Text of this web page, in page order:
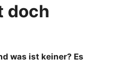
doch
was ist keiner? Es